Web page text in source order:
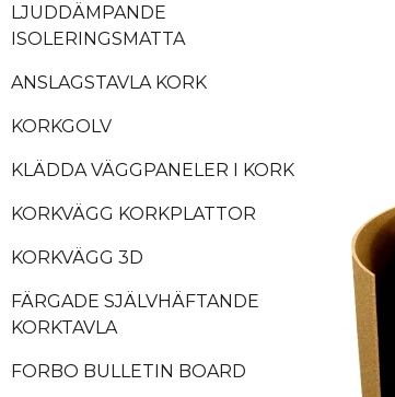
LJUDDÄMPANDE
ISOLERINGSMATTA
ANSLAGSTAVLA KORK
KORKGOLV
KLÄDDA VÄGGPANELER I KORK
KORKVÄGG KORKPLATTOR
KORKVÄGG 3D
FÄRGADE SJÄLVHÄFTANDE
KORKTAVLA
FORBO BULLETIN BOARD